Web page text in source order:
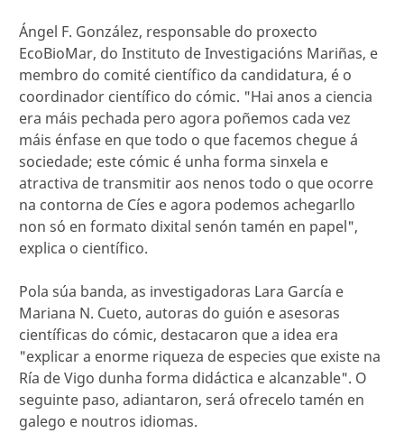
Ángel F. González, responsable do proxecto
EcoBioMar, do Instituto de Investigacións Mariñas, e
membro do comité científico da candidatura, é o
coordinador científico do cómic. "Hai anos a ciencia
era máis pechada pero agora poñemos cada vez
máis énfase en que todo o que facemos chegue á
sociedade; este cómic é unha forma sinxela e
atractiva de transmitir aos nenos todo o que ocorre
na contorna de Cíes e agora podemos achegarllo
non só en formato dixital senón tamén en papel",
explica o científico.
Pola súa banda, as investigadoras Lara García e
Mariana N. Cueto, autoras do guión e asesoras
científicas do cómic, destacaron que a idea era
"explicar a enorme riqueza de especies que existe na
Ría de Vigo dunha forma didáctica e alcanzable". O
seguinte paso, adiantaron, será ofrecelo tamén en
galego e noutros idiomas.